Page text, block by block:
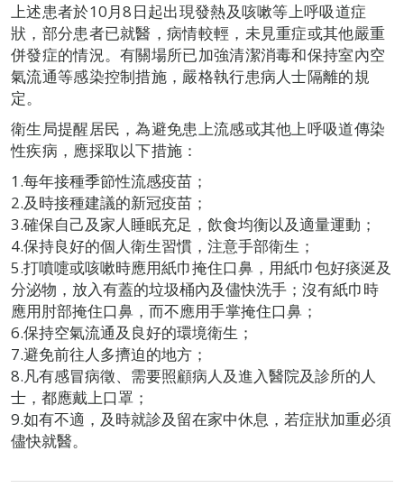
上述患者於10月8日起出現發熱及咳嗽等上呼吸道症
狀，部分患者已就醫，病情較輕，未見重症或其他嚴重
併發症的情況。有關場所已加強清潔消毒和保持室內空
氣流通等感染控制措施，嚴格執行患病人士隔離的規
定。
衛生局提醒居民，為避免患上流感或其他上呼吸道傳染
性疾病，應採取以下措施：
1.每年接種季節性流感疫苗；
2.及時接種建議的新冠疫苗；
3.確保自己及家人睡眠充足，飲食均衡以及適量運動；
4.保持良好的個人衛生習慣，注意手部衛生；
5.打噴嚏或咳嗽時應用紙巾掩住口鼻，用紙巾包好痰涎及
分泌物，放入有蓋的垃圾桶內及儘快洗手；沒有紙巾時
應用肘部掩住口鼻，而不應用手掌掩住口鼻；
6.保持空氣流通及良好的環境衛生；
7.避免前往人多擠迫的地方；
8.凡有感冒病徵、需要照顧病人及進入醫院及診所的人
士，都應戴上口罩；
9.如有不適，及時就診及留在家中休息，若症狀加重必須
儘快就醫。